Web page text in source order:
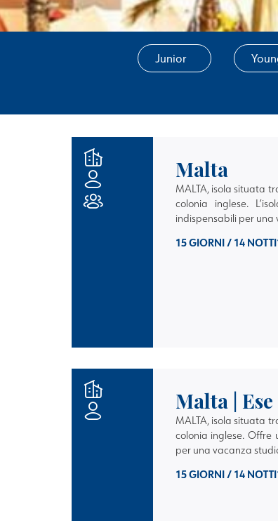
Junior
Malta
MALTA, isola situata
colonia inglese.
indispensabili per
15 GIORNI / 14 NOTTI
Malta |
MALTA, isola situata
colonia inglese. Offre
per una vacanza
15 GIORNI / 14 NOTTI